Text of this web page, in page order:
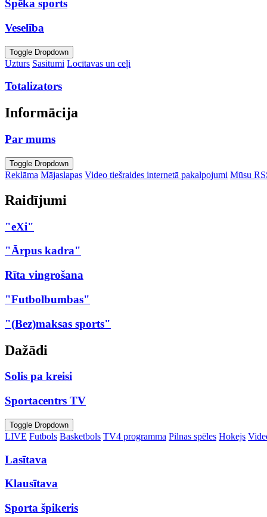
Spēka sports
Veselība
Toggle Dropdown
Uzturs Sasitumi Locītavas un ceļi
Totalizators
Informācija
Par mums
Toggle Dropdown
Reklāma Mājaslapas Video tiešraides internetā pakalpojumi Mūsu
Raidījumi
"eXi"
"Ārpus kadra"
Rīta vingrošana
"Futbolbumbas"
"(Bez)maksas sports"
Dažādi
Solis pa kreisi
Sportacentrs TV
Toggle Dropdown
LIVE Futbols Basketbols TV4 programma Pilnas spēles Hokejs
Lasītava
Klausītava
Sporta špikeris